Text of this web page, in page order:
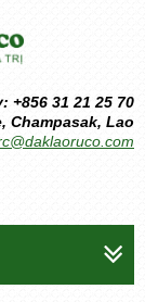
+856 31 21 25 70
Champasak, Lao